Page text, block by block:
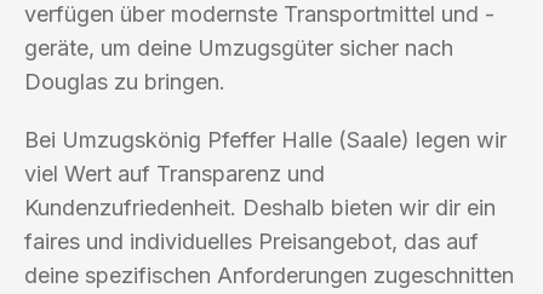
verfügen über modernste Transportmittel und -
geräte, um deine Umzugsgüter sicher nach
Douglas zu bringen.
Bei Umzugskönig Pfeffer Halle (Saale) legen wir
viel Wert auf Transparenz und
Kundenzufriedenheit. Deshalb bieten wir dir ein
faires und individuelles Preisangebot, das auf
deine spezifischen Anforderungen zugeschnitten